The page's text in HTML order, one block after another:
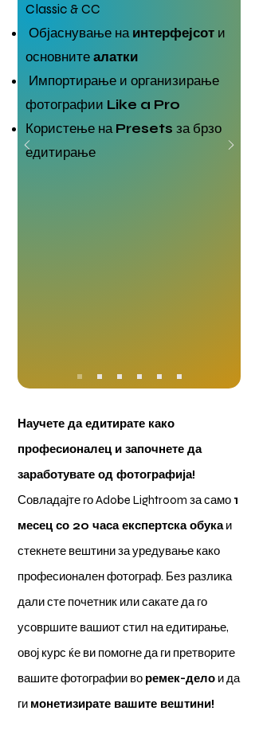
Classic & CC
Објаснување наинтерфејсот и
основнитеалатки
Импортирање и организирање
фотографии Like a Pro
Користење наPresets за брзо
едитирање
Научете да едитирате како
професионалец и започнете да
заработувате од фотографија!
Совладајте го Adobe Lightroom за само 1
месец со 20 часа експертска обукаи
стекнете вештини за уредување како
професионален фотограф. Без разлика
дали сте почетник или сакате да го
усовршите вашиот стил на едитирање,
овој курс ќе ви помогне да ги претворите
вашите фотографии во ремек-дело и да
ги монетизирате вашите вештини!